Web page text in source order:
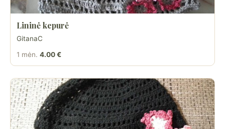
Lininė kepurė
GitanaC
1 mėn. 4.00 €